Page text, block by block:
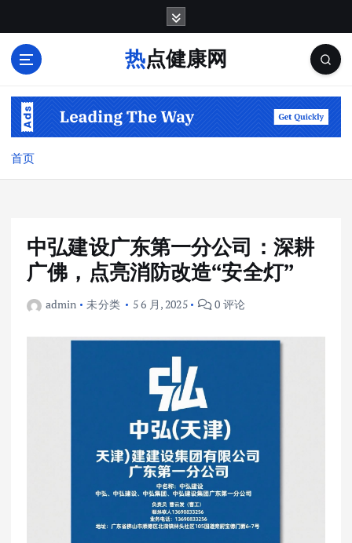
热点健康网
首页
中弘建设广东第一分公司：深耕
广佛，点亮消防改造“安全灯”
admin 未分类 5 6 月, 2025 0 评论